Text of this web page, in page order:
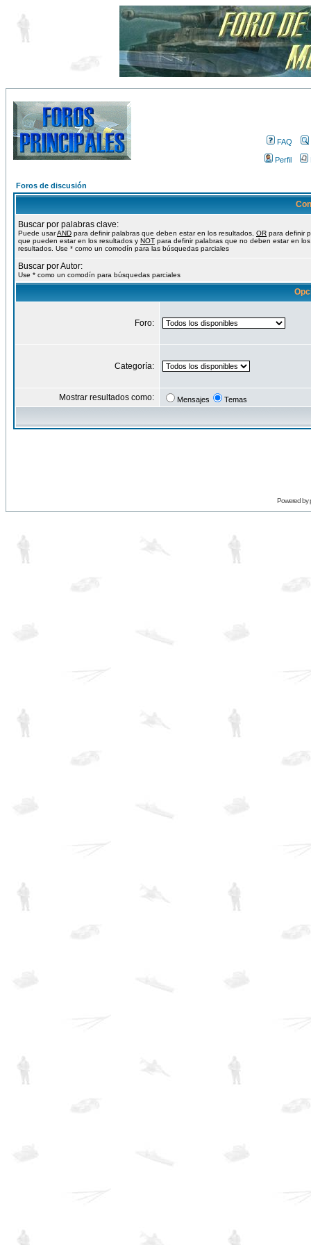
FAQ
Perfil
Foros de discusión
Buscar por palabras clave:
Puede usarAND para definir palabras que deben estar en los resultados, OR para definir
que pueden estar en los resultados y NOT para definir palabras que no deben estar en los
resultados. Use * como un comodín para las búsquedas parciales
Buscar por Autor:
Use * como un comodín para búsquedas parciales
Foro:
Categoría:
Mostrar resultados como: Mensajes Temas
Powered by